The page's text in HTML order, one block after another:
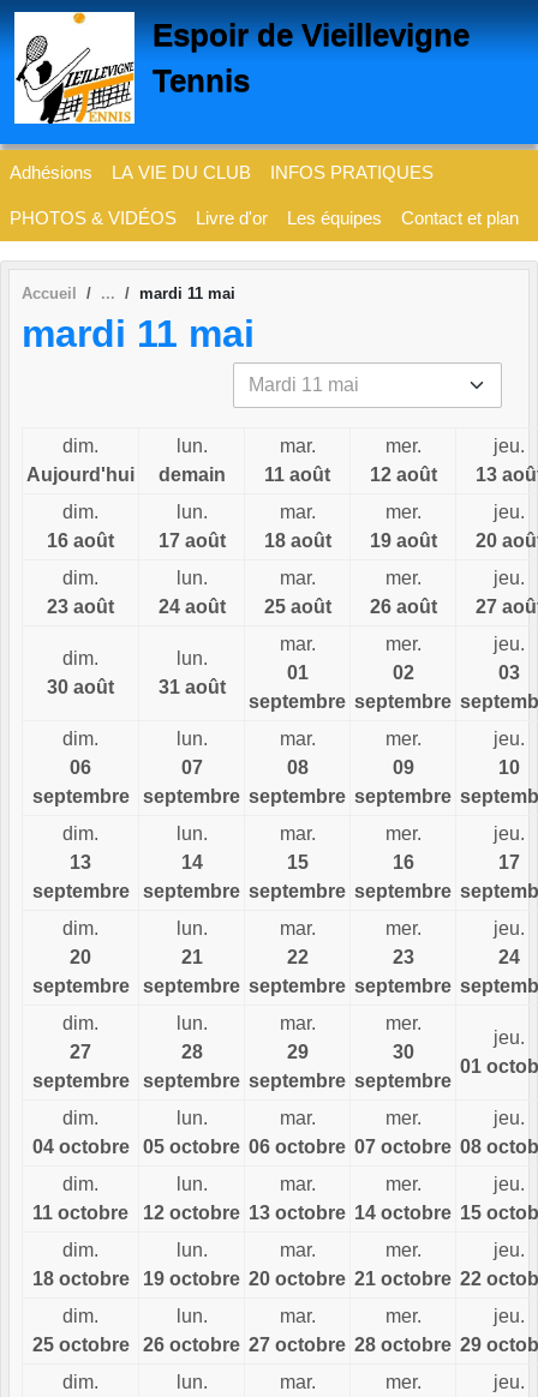
Espoir de Vieillevigne
Tennis
Adhésions LA VIE DU CLUB INFOS PRATIQUES
PHOTOS & VIDÉOS Livre d'or Les équipes Contact et plan
Accueil mardi 11 mai
mardi 11 mai
dim.
Aujourd'hui
lun.
demain
mar.
11 août
mer.
12 août
jeu.
13
dim.
16 août
lun.
17 août
mar.
18 août
mer.
19 août
jeu.
20
dim.
23 août
lun.
24 août
mar.
25 août
mer.
26 août
jeu.
27
dim.
30 août
lun.
31 août
mar.
01
septembre
mer.
02
septembre
jeu.
03
dim.
06
septembre
lun.
07
septembre
mar.
08
septembre
mer.
09
septembre
jeu.
10
dim.
13
septembre
lun.
14
septembre
mar.
15
septembre
mer.
16
septembre
jeu.
17
dim.
20
septembre
lun.
21
septembre
mar.
22
septembre
mer.
23
septembre
jeu.
24
dim.
27
septembre
lun.
28
septembre
mar.
29
septembre
mer.
30
septembre
jeu.
01
dim.
04 octobre
lun.
05 octobre
mar.
06 octobre
mer.
07 octobre
jeu.
08
dim.
11 octobre
lun.
12 octobre
mar.
13 octobre
mer.
14 octobre
jeu.
15
dim.
18 octobre
lun.
19 octobre
mar.
20 octobre
mer.
21 octobre
jeu.
22
dim.
25 octobre
lun.
26 octobre
mar.
27 octobre
mer.
28 octobre
jeu.
29
dim.
lun.
mar.
mer.
jeu.
Panneau de gestion des cookies